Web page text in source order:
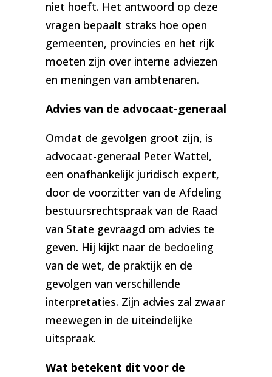
niet hoeft. Het antwoord op deze
vragen bepaalt straks hoe open
gemeenten, provincies en het rijk
moeten zijn over interne adviezen
en meningen van ambtenaren.
Advies van de advocaat-generaal
Omdat de gevolgen groot zijn, is
advocaat-generaal Peter Wattel,
een onafhankelijk juridisch expert,
door de voorzitter van de Afdeling
bestuursrechtspraak van de Raad
van State gevraagd om advies te
geven. Hij kijkt naar de bedoeling
van de wet, de praktijk en de
gevolgen van verschillende
interpretaties. Zijn advies zal zwaar
meewegen in de uiteindelijke
uitspraak.
Wat betekent dit voor de